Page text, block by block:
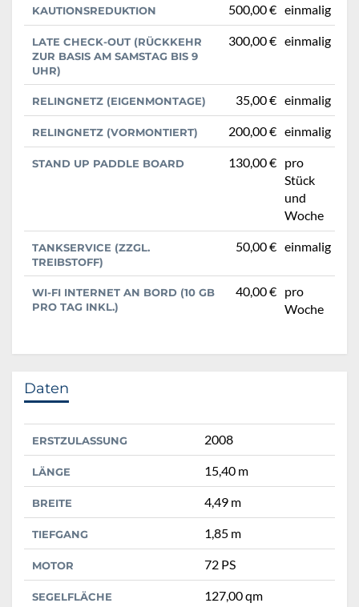
KAUTIONSREDUKTION 500,00 € einmalig
LATE CHECK-OUT (RÜCKKEHR
ZUR BASIS AM SAMSTAG BIS 9
UHR)
300,00 € einmalig
RELINGNETZ (EIGENMONTAGE) 35,00 € einmalig
RELINGNETZ (VORMONTIERT) 200,00 € einmalig
STAND UP PADDLE BOARD 130,00 € pro
Stück
und
Woche
TANKSERVICE (ZZGL.
TREIBSTOFF)
50,00 € einmalig
WI-FI INTERNET AN BORD (10 GB
PRO TAG INKL.)
40,00 € pro
Woche
Daten
ERSTZULASSUNG 2008
LÄNGE 15,40 m
BREITE 4,49 m
TIEFGANG 1,85 m
MOTOR 72 PS
SEGELFLÄCHE 127,00 qm